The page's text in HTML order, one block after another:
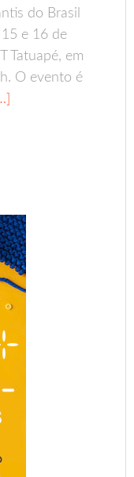
do Brasil
e 16 de
Tatuapé, em
O evento é